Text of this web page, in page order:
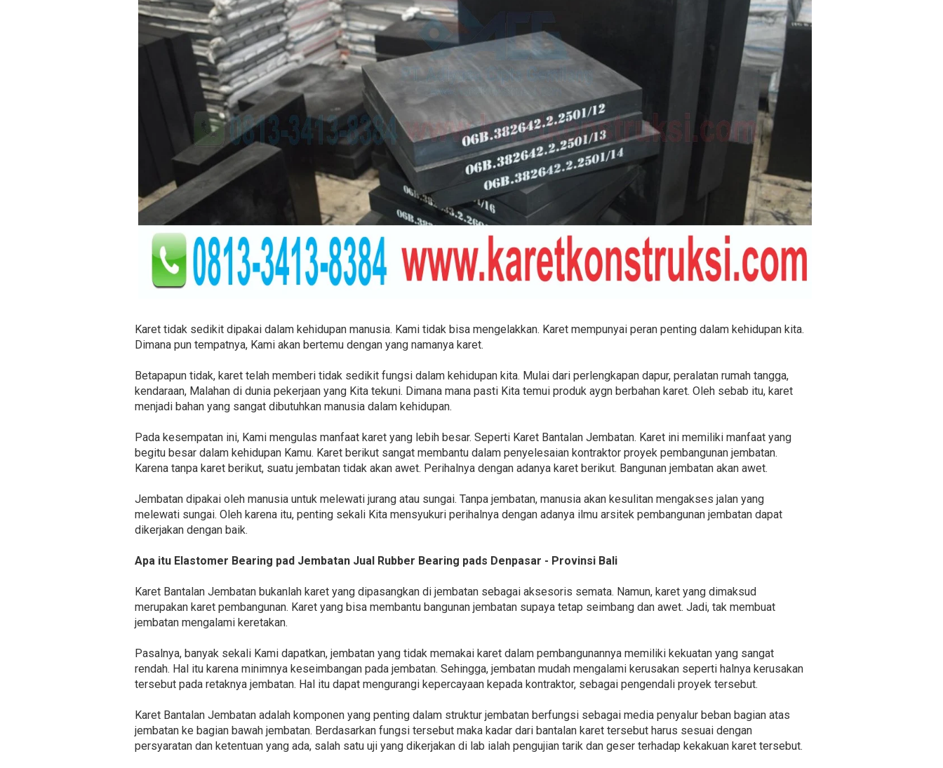
Karet tidak sedikit dipakai dalam kehidupan manusia. Kami tidak bisa mengelakkan. Karet mempunyai peran penting dalam kehidupan kita.
Dimana pun tempatnya, Kami akan bertemu dengan yang namanya karet.
Betapapun tidak, karet telah memberi tidak sedikit fungsi dalam kehidupan kita. Mulai dari perlengkapan dapur, peralatan rumah tangga,
kendaraan, Malahan di dunia pekerjaan yang Kita tekuni. Dimana mana pasti Kita temui produk aygn berbahan karet. Oleh sebab itu, karet
menjadi bahan yang sangat dibutuhkan manusia dalam kehidupan.
Pada kesempatan ini, Kami mengulas manfaat karet yang lebih besar. Seperti Karet Bantalan Jembatan. Karet ini memiliki manfaat yang
begitu besar dalam kehidupan Kamu. Karet berikut sangat membantu dalam penyelesaian kontraktor proyek pembangunan jembatan.
Karena tanpa karet berikut, suatu jembatan tidak akan awet. Perihalnya dengan adanya karet berikut. Bangunan jembatan akan awet.
Jembatan dipakai oleh manusia untuk melewati jurang atau sungai. Tanpa jembatan, manusia akan kesulitan mengakses jalan yang
melewati sungai. Oleh karena itu, penting sekali Kita mensyukuri perihalnya dengan adanya ilmu arsitek pembangunan jembatan dapat
dikerjakan dengan baik.
Apa itu Elastomer Bearing pad Jembatan Jual Rubber Bearing pads Denpasar - Provinsi Bali
Karet Bantalan Jembatan bukanlah karet yang dipasangkan di jembatan sebagai aksesoris semata. Namun, karet yang dimaksud
merupakan karet pembangunan. Karet yang bisa membantu bangunan jembatan supaya tetap seimbang dan awet. Jadi, tak membuat
jembatan mengalami keretakan.
Pasalnya, banyak sekali Kami dapatkan, jembatan yang tidak memakai karet dalam pembangunannya memiliki kekuatan yang sangat
rendah. Hal itu karena minimnya keseimbangan pada jembatan. Sehingga, jembatan mudah mengalami kerusakan seperti halnya kerusakan
tersebut pada retaknya jembatan. Hal itu dapat mengurangi kepercayaan kepada kontraktor, sebagai pengendali proyek tersebut.
Karet Bantalan Jembatan adalah komponen yang penting dalam struktur jembatan berfungsi sebagai media penyalur beban bagian atas
jembatan ke bagian bawah jembatan. Berdasarkan fungsi tersebut maka kadar dari bantalan karet tersebut harus sesuai dengan
persyaratan dan ketentuan yang ada, salah satu uji yang dikerjakan di lab ialah pengujian tarik dan geser terhadap kekakuan karet tersebut.